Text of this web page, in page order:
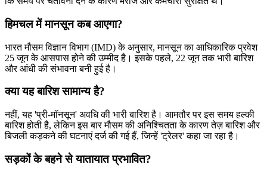
हिमचल में मानसून कब आएगा?
भारत मौसम विज्ञान विभाग (IMD) के अनुसार, मानसून का आधिकारिक प्रवेश
25 जून के आसपास होने की उम्मीद है। इसके पहले, 22 जून तक भारी बारिश
और आंधी की संभावना बनी हुई है।
क्या यह बारिश सामान्य है?
नहीं, यह 'प्री-मॉनसून' अवधि की भारी बारिश है। आमतौर पर इस समय हल्की
बारिश होती है, लेकिन इस बार मौसम की अनिश्चितता के कारण तेज़ बारिश और
बिजली कड़कने की घटनाएं दर्ज की गई हैं, जिन्हें 'ट्रेलर' कहा जा रहा है।
सड़कों के बहने से यातायात प्रभावित?